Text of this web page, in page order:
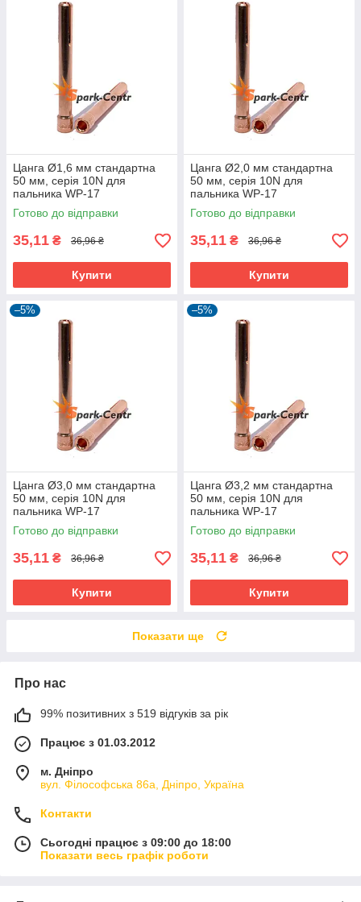
Цанга Ø1,6 мм стандартна
50 мм, серія 10N для
пальника WP-17
Готово до відправки
35,11 ₴ 36,96 ₴
Купити
Цанга Ø2,0 мм стандартна
50 мм, серія 10N для
пальника WP-17
Готово до відправки
35,11 ₴ 36,96 ₴
Купити
–5%
Цанга Ø3,0 мм стандартна
50 мм, серія 10N для
пальника WP-17
Готово до відправки
35,11 ₴ 36,96 ₴
Купити
–5%
Цанга Ø3,2 мм стандартна
50 мм, серія 10N для
пальника WP-17
Готово до відправки
35,11 ₴ 36,96 ₴
Купити
Показати ще
Про нас
99% позитивних з 519 відгуків за рік
Працює з 01.03.2012
м. Дніпро
вул. Філософська 86а, Дніпро, Україна
Контакти
Сьогодні працює з 09:00 до 18:00
Показати весь графік роботи